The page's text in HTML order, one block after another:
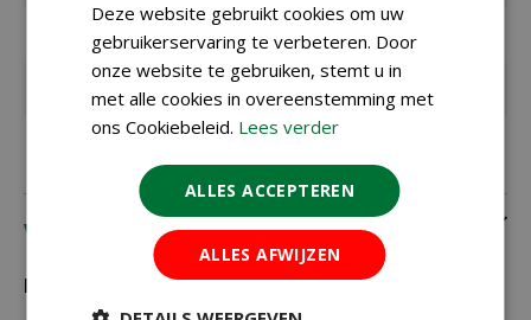
Inhoud 350 gram
Geschikt voor vogels
Verzending
Bezorging:
Deze website gebruikt cookies om uw
gebruikerservaring te verbeteren. Door
onze website te gebruiken, stemt u in
met alle cookies in overeenstemming met
ons Cookiebeleid. Lees verder
ALLES ACCEPTEREN
ALLES AFWIJZEN